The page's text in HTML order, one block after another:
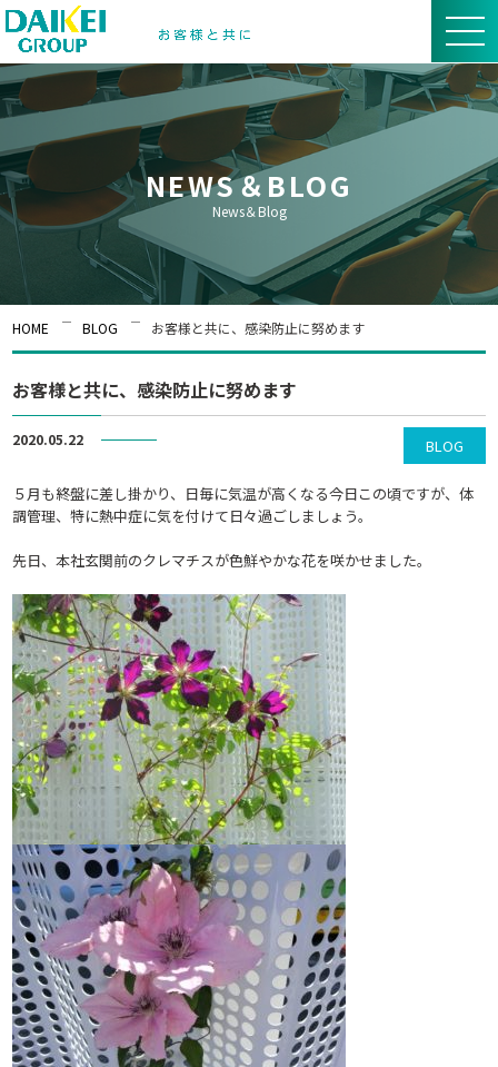
NEWS＆BLOG
News＆Blog
HOME BLOG お客様と共に、感染防止に努めます
お客様と共に、感染防止に努めます
2020.05.22 BLOG
５月も終盤に差し掛かり、日毎に気温が高くなる今日この頃ですが、体
調管理、特に熱中症に気を付けて日々過ごしましょう。
先日、本社玄関前のクレマチスが色鮮やかな花を咲かせました。